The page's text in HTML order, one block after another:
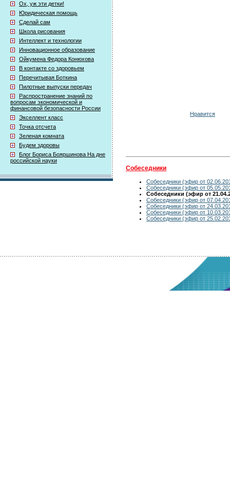
Ох, уж эти детки!
Юридическая помощь
Сделай сам
Школа рисования
Интеллект и технологии
Инновационное образование
Ойкумена Федора Конюхова
В контакте со здоровьем
Перечитывая Боткина
Пилотные выпуски передач
Распространение знаний по
вопросам экономической и
финансовой безопасности России
Экселлент класс
Точка отсчета
Зеленая комната
Будем здоровы
Блог Бориса Бояршинова На дне
российской науки
Нравится
Собеседники
Собеседники (эфир от
Собеседники (эфир от
Собеседники (эфир от
Собеседники (эфир от
Собеседники (эфир от
Собеседники (эфир от
Собеседники (эфир от